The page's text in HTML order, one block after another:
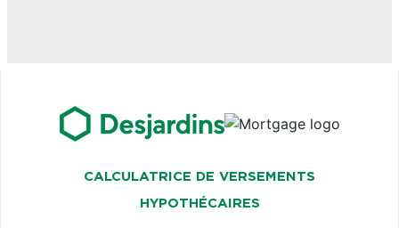
CALCULATRICE DE VERSEMENTS
HYPOTHÉCAIRES